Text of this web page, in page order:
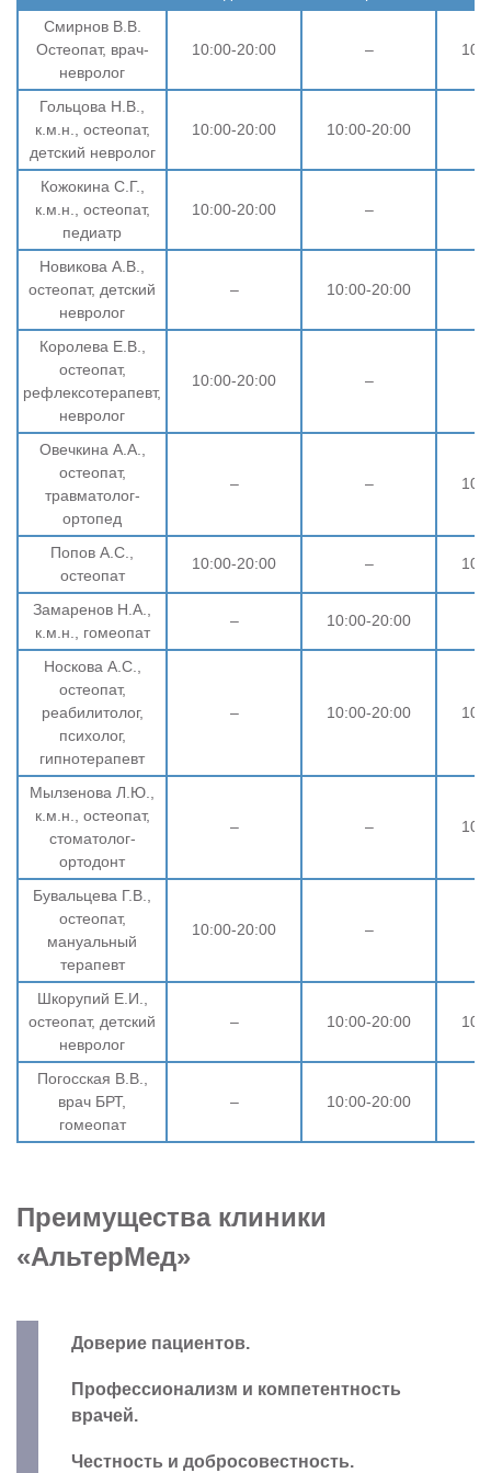
Смирнов В.В.
Остеопат, врач-
невролог
10:00-20:00 –
Гольцова Н.В.,
к.м.н., остеопат,
детский невролог
10:00-20:00 10:00-20:00
Кожокина С.Г.,
к.м.н., остеопат,
педиатр
10:00-20:00 –
Новикова А.В.,
остеопат, детский
невролог
– 10:00-20:00
Королева Е.В.,
остеопат,
рефлексотерапевт,
невролог
10:00-20:00 –
Овечкина А.А.,
остеопат,
травматолог-
ортопед
– –
Попов А.С.,
остеопат
10:00-20:00 –
Замаренов Н.А.,
к.м.н., гомеопат
– 10:00-20:00
Носкова А.С.,
остеопат,
реабилитолог,
психолог,
гипнотерапевт
– 10:00-20:00
Мылзенова Л.Ю.,
к.м.н., остеопат,
стоматолог-
ортодонт
– –
Бувальцева Г.В.,
остеопат,
мануальный
терапевт
10:00-20:00 –
Шкорупий Е.И.,
остеопат, детский
невролог
– 10:00-20:00
Погосская В.В.,
врач БРТ,
гомеопат
– 10:00-20:00
Преимущества клиники
«АльтерМед»
Доверие пациентов.
Профессионализм и компетентность
врачей.
Честность и добросовестность.